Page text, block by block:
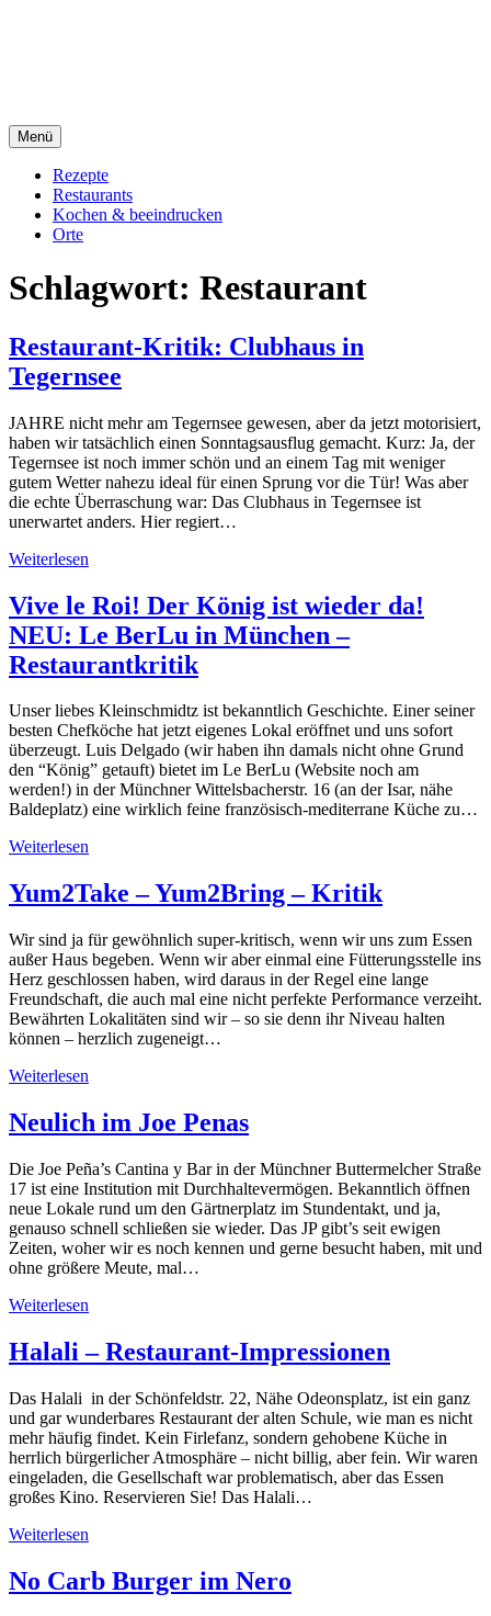
Menü
Rezepte
Restaurants
Kochen & beeindrucken
Orte
Schlagwort: Restaurant
Restaurant-Kritik: Clubhaus in
Tegernsee
JAHRE nicht mehr am Tegernsee gewesen, aber da jetzt motorisiert,
haben wir tatsächlich einen Sonntagsausflug gemacht. Kurz: Ja, der
Tegernsee ist noch immer schön und an einem Tag mit weniger
gutem Wetter nahezu ideal für einen Sprung vor die Tür! Was aber
die echte Überraschung war: Das Clubhaus in Tegernsee ist
unerwartet anders. Hier regiert…
Weiterlesen
Vive le Roi! Der König ist wieder da!
NEU: Le BerLu in München –
Restaurantkritik
Unser liebes Kleinschmidtz ist bekanntlich Geschichte. Einer seiner
besten Chefköche hat jetzt eigenes Lokal eröffnet und uns sofort
überzeugt. Luis Delgado (wir haben ihn damals nicht ohne Grund
den “König” getauft) bietet im Le BerLu (Website noch am
werden!) in der Münchner Wittelsbacherstr. 16 (an der Isar, nähe
Baldeplatz) eine wirklich feine französisch-mediterrane Küche zu…
Weiterlesen
Yum2Take – Yum2Bring – Kritik
Wir sind ja für gewöhnlich super-kritisch, wenn wir uns zum Essen
außer Haus begeben. Wenn wir aber einmal eine Fütterungsstelle ins
Herz geschlossen haben, wird daraus in der Regel eine lange
Freundschaft, die auch mal eine nicht perfekte Performance verzeiht.
Bewährten Lokalitäten sind wir – so sie denn ihr Niveau halten
können – herzlich zugeneigt…
Weiterlesen
Neulich im Joe Penas
Die Joe Peña’s Cantina y Bar in der Münchner Buttermelcher Straße
17 ist eine Institution mit Durchhaltevermögen. Bekanntlich öffnen
neue Lokale rund um den Gärtnerplatz im Stundentakt, und ja,
genauso schnell schließen sie wieder. Das JP gibt’s seit ewigen
Zeiten, woher wir es noch kennen und gerne besucht haben, mit und
ohne größere Meute, mal…
Weiterlesen
Halali – Restaurant-Impressionen
Das Halali in der Schönfeldstr. 22, Nähe Odeonsplatz, ist ein ganz
und gar wunderbares Restaurant der alten Schule, wie man es nicht
mehr häufig findet. Kein Firlefanz, sondern gehobene Küche in
herrlich bürgerlicher Atmosphäre – nicht billig, aber fein. Wir waren
eingeladen, die Gesellschaft war problematisch, aber das Essen
großes Kino. Reservieren Sie! Das Halali…
Weiterlesen
No Carb Burger im Nero